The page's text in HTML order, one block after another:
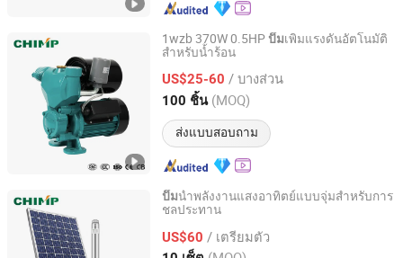
1wzb 370W 0.5HPปั๊มเพิ่มแรงดันอัตโนมัติ
สำหรับน้ำร้อน
US$25-60 / บางส่วน
100 ชิ้น (MOQ)
ส่งแบบสอบถาม
Zhejiang Qiantao Pumps Co., Ltd.
Zhejiang, China อัตราจาก 2016
ปั๊มน้ำพลังงานแสงอาทิตย์แบบจุ่มสำหรับการ
ชลประทาน
US$60 / เตรียมตัว
Zhejiang Qiantao Pumps Co., Ltd.